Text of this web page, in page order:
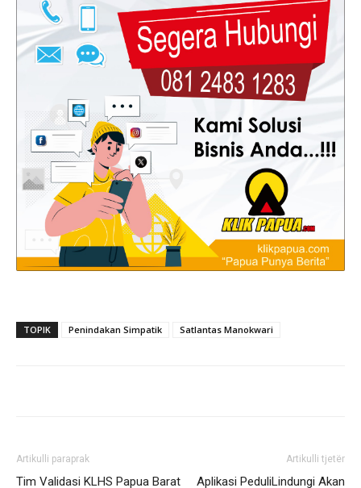
TOPIK Penindakan Simpatik Satlantas Manokwari
Artikulli paraprak
Tim Validasi KLHS Papua Barat
Artikulli tjetër
Aplikasi PeduliLindungi Akan